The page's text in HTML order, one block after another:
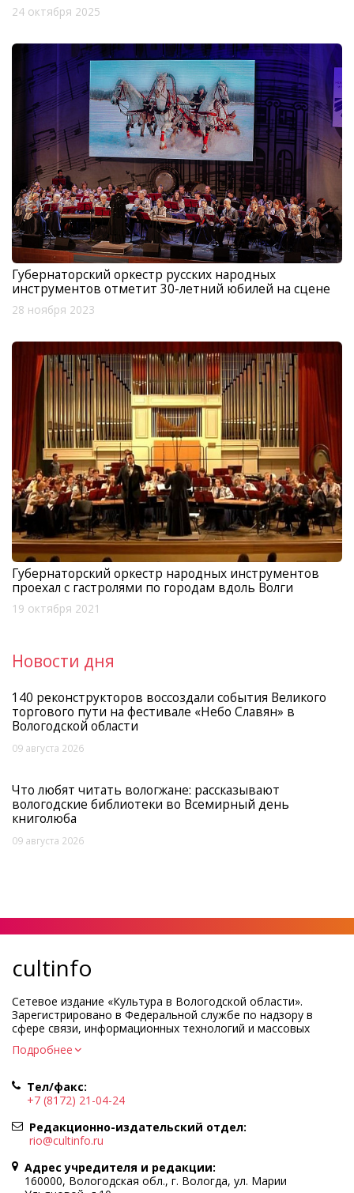
24 октября 2025
Губернаторский оркестр русских народных
инструментов отметит 30-летний юбилей на сцене
28 ноября 2023
Губернаторский оркестр народных инструментов
проехал с гастролями по городам вдоль Волги
19 октября 2021
Новости дня
140 реконструкторов воссоздали события Великого
торгового пути на фестивале «Небо Славян» в
Вологодской области
09 августа 2026
Что любят читать вологжане: рассказывают
вологодские библиотеки во Всемирный день
книголюба
09 августа 2026
cultinfo
Сетевое издание «Культура в Вологодской области».
Зарегистрировано в Федеральной службе по надзору в
сфере связи, информационных технологий и массовых
коммуникаций.
Регистрационный номер и дата принятия решения о
Учредитель КУ ВО «Информационно-аналитический центр
культуры»
Адрес учредителя и редакции: 160000, Вологодская обл., г.
Вологда, ул. Марии Ульяновой, д.10
Главный редактор — Легчанова Елена Григорьевна
Политика в отношении обработки персональных данных
Подробнее
Тел/факс:
+7 (8172) 21-04-24
Редакционно-издательский отдел:
rio@cultinfo.ru
Адрес учредителя и редакции:
160000, Вологодская обл., г. Вологда, ул. Марии